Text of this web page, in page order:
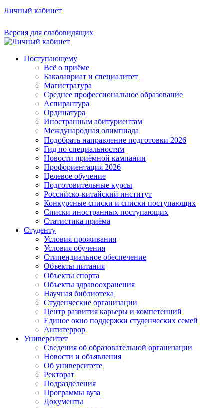
Личный кабинет
Версия для слабовидящих
Поступающему
Всё о приёме
Бакалавриат и специалитет
Магистратура
Среднее профессиональное образование
Аспирантура
Ординатура
Иностранным абитуриентам
Международная олимпиада
Подобрать направление подготовки 2026
Гид по специальностям
Новости приёмной кампании
Профориентация 2026
Целевое обучение
Подготовительные курсы
Российско-китайский институт
Конкурсные списки и списки поступающих
Списки иностранных поступающих
Статистика приёма
Студенту
Условия проживания
Условия обучения
Стипендиальное обеспечение
Объекты питания
Объекты спорта
Объекты здравоохранения
Научная библиотека
Студенческие организации
Центр развития карьеры и компетенций
Единое окно поддержки студенческих семей
Антитеррор
Университет
Сведения об образовательной организации
Новости и объявления
Об университете
Ректорат
Подразделения
Программы вуза
Документы